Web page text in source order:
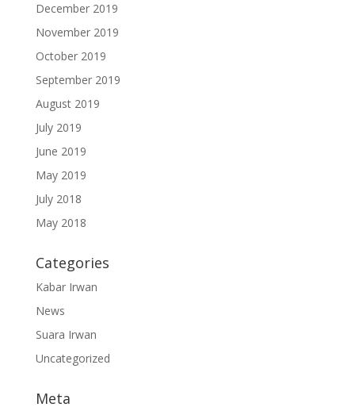
December 2019
November 2019
October 2019
September 2019
August 2019
July 2019
June 2019
May 2019
July 2018
May 2018
Categories
Kabar Irwan
News
Suara Irwan
Uncategorized
Meta